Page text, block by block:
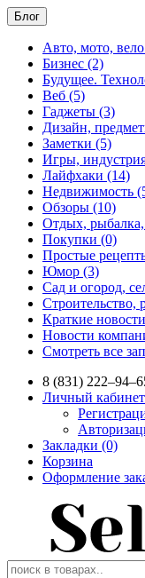
Блог
Авто, мото,
Бизнес (2)
Будущее.
Веб (5)
Гаджеты (3)
Дизайн,
Заметки (5)
Игры,
Лайфхаки (14)
Недвижимость
Обзоры (10)
Отдых,
Покупки (0)
Простые
Юмор (3)
Сад и огород,
Строительство,
Краткие
Новости
Смотреть все
8 (831)
Личный кабинет
Закладки (0)
Корзина
Оформление